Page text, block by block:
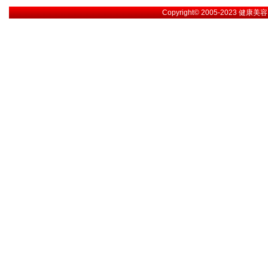
Copyright© 2005-2023健康美